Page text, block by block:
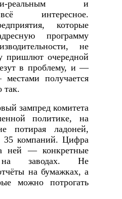
и-реальным и
интересное.
которые
программу
не
пришлют очередной
в проблему, и —
получается
так.
зампред комитета
политике, на
потирая ладоней,
35 компаний. Цифра
ней — конкретные
на заводах. Не
на бумажках, а
можно потрогать